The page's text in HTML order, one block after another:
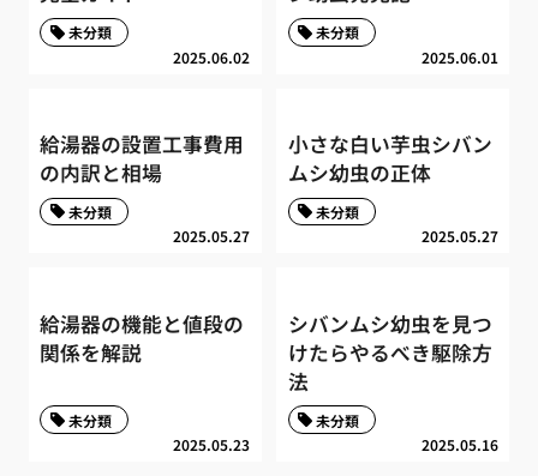
2025.06.02
未分類
2025.06.01
未分類
給湯器の設置工事費用
の内訳と相場
2025.05.27
未分類
小さな白い芋虫シバン
ムシ幼虫の正体
2025.05.27
未分類
給湯器の機能と値段の
関係を解説
2025.05.23
未分類
シバンムシ幼虫を見つ
けたらやるべき駆除方
法
2025.05.16
未分類